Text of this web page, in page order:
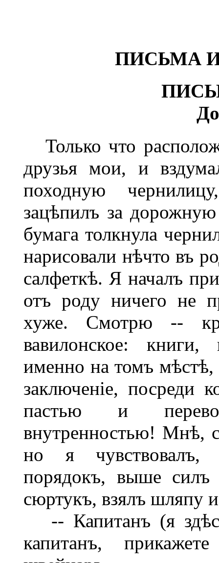
ПИСЬМА
Только что
друзья мои, и
походную
зацѣпилъ за дорожную
бумага толкнула
нарисовали нѣчто въ
салфеткѣ. Я началъ
отъ роду ничего не
хуже. Смотрю --
вавилонское:
именно на томъ мѣстѣ,
заключеніе, посреди
пастью и
внутренностью! Мнѣ,
но я чувствовалъ,
порядокъ, выше
сюртукъ, взялъ шляпу
-- Капитанъ (я
капитанъ,